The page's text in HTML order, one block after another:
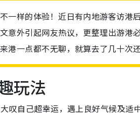
一样的体验！近日有内地游客访港
意外引起网友热议，更整理出游港
港一点都不无聊，就算去了几十次还
玩法
叹自己超幸运，遇上良好气候及适